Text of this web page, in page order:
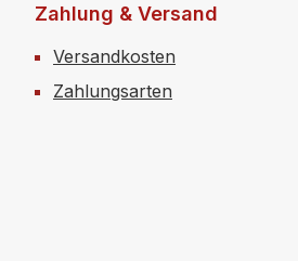
Zahlung & Versand
Versandkosten
Zahlungsarten